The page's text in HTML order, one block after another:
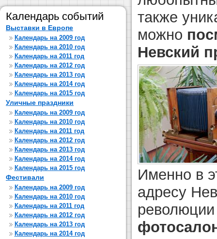
Календарь событий
Выставки в Европе
Календарь на 2009 год
Календарь на 2010 год
Календарь на 2011 год
Календарь на 2012 год
Календарь на 2013 год
Календарь на 2014 год
Календарь на 2015 год
Уличные праздники
Календарь на 2009 год
Календарь на 2010 год
Календарь на 2011 год
Календарь на 2012 год
Календарь на 2013 год
Календарь на 2014 год
Календарь на 2015 год
Фестивали
Календарь на 2009 год
Календарь на 2010 год
Календарь на 2011 год
Календарь на 2012 год
Календарь на 2013 год
Календарь на 2014 год
также
можно
Невский
Именно в
адресу
революции